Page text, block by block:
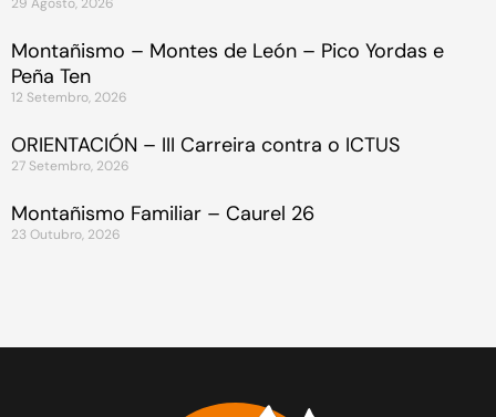
Montañismo – Montes de León – Pico Yordas e
Peña Ten
12 Setembro, 2026
ORIENTACIÓN – III Carreira contra o ICTUS
27 Setembro, 2026
Montañismo Familiar – Caurel 26
23 Outubro, 2026